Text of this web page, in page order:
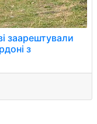
заарештували
з